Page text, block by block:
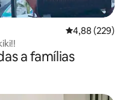
Classificação
4,88 (229)
a famílias